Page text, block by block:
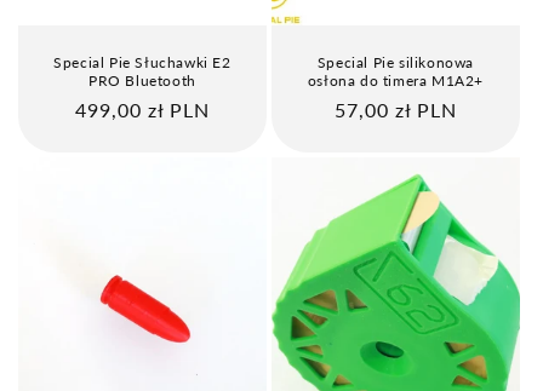
Special Pie Słuchawki E2
PRO Bluetooth
Cena
499,00 zł PLN
Special Pie silikonowa
osłona do timera M1A2+
Cena
57,00 zł PLN